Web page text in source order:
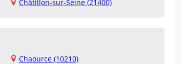
Châtillon-sur-Seine (21400)
Chaource (10210)